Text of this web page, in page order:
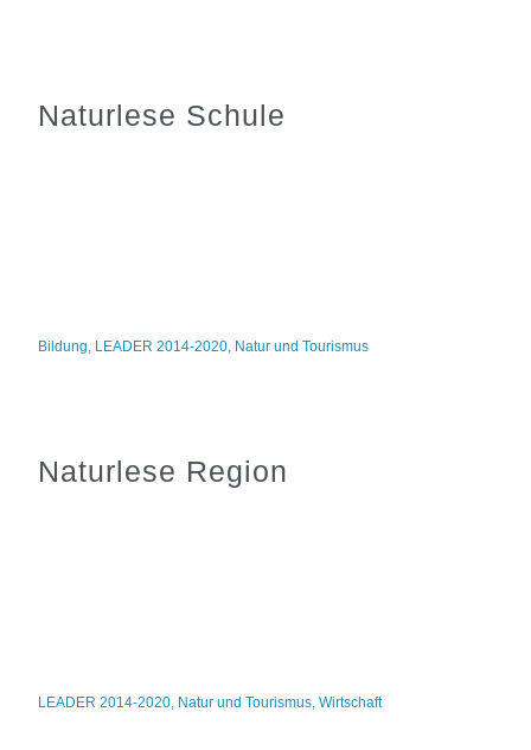
Naturlese Schule
Bildung, LEADER 2014-2020, Natur und Tourismus
Naturlese Region
LEADER 2014-2020, Natur und Tourismus,Wirtschaft